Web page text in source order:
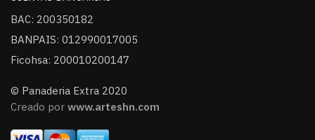
BAC: 200350182
BANPAIS: 012990017005
Ficohsa: 200010200147
© Panaderia Extra 2020
Creado por www.arteshn.com